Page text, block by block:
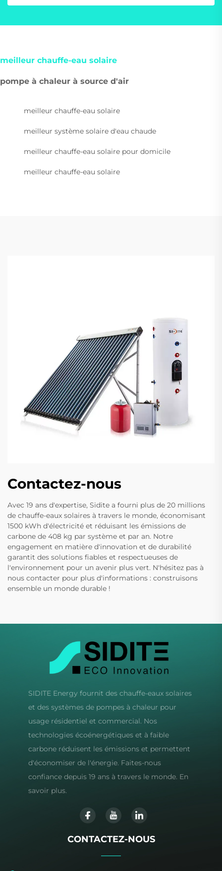
meilleur chauffe-eau solaire
pompe à chaleur à source d'air
meilleur chauffe-eau solaire
meilleur système solaire d'eau chaude
meilleur chauffe-eau solaire pour domicile
meilleur chauffe-eau solaire
Contactez-nous
Avec 19 ans d'expertise, Sidite a fourni plus de 20 millions
de chauffe-eaux solaires à travers le monde, économisant
1500 kWh d'électricité et réduisant les émissions de
carbone de 408 kg par système et par an. Notre
engagement en matière d'innovation et de durabilité
garantit des solutions fiables et respectueuses de
l'environnement pour un avenir plus vert. N'hésitez pas à
nous contacter pour plus d'informations : construisons
ensemble un monde durable !
SIDITE Energy fournit des chauffe-eaux solaires
et des systèmes de pompes à chaleur pour
usage résidentiel et commercial. Nos
technologies écoénergétiques et à faible
carbone réduisent les émissions et permettent
d'économiser de l'énergie. Faites-nous
confiance depuis 19 ans à travers le monde. En
savoir plus.
CONTACTEZ-NOUS